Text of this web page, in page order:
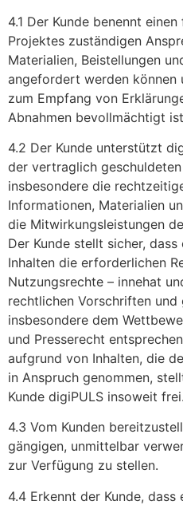
4.1 Der Kunde benennt
Projektes zuständigen
Materialien, Beistellungen
angefordert werden können
zum Empfang von
Abnahmen bevollmächtigt
4.2 Der Kunde unterstützt
der vertraglich
insbesondere die
Informationen, Materialien
die Mitwirkungsleistungen
Der Kunde stellt sicher,
Inhalten die erforderlichen
Nutzungsrechte – innehat
rechtlichen Vorschriften und
insbesondere dem
und Presserecht
aufgrund von Inhalten, die
in Anspruch genommen,
Kunde digiPULS insoweit frei.
4.3 Vom Kunden
gängigen, unmittelbar
zur Verfügung zu stellen.
4.4 Erkennt der Kunde, dass